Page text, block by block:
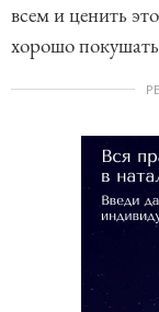
всем и ценить
хорошо